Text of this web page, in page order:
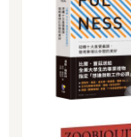
這種人擁有非常清
在向陽的光明大道
不懂啦。」或是「
是那些弱者。
為什麼我敢這樣說